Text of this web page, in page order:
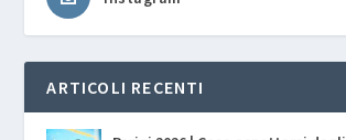
ARTICOLI RECENTI